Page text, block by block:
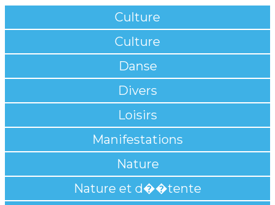
Culture
Culture
Danse
Divers
Loisirs
Manifestations
Nature
Nature et d��tente